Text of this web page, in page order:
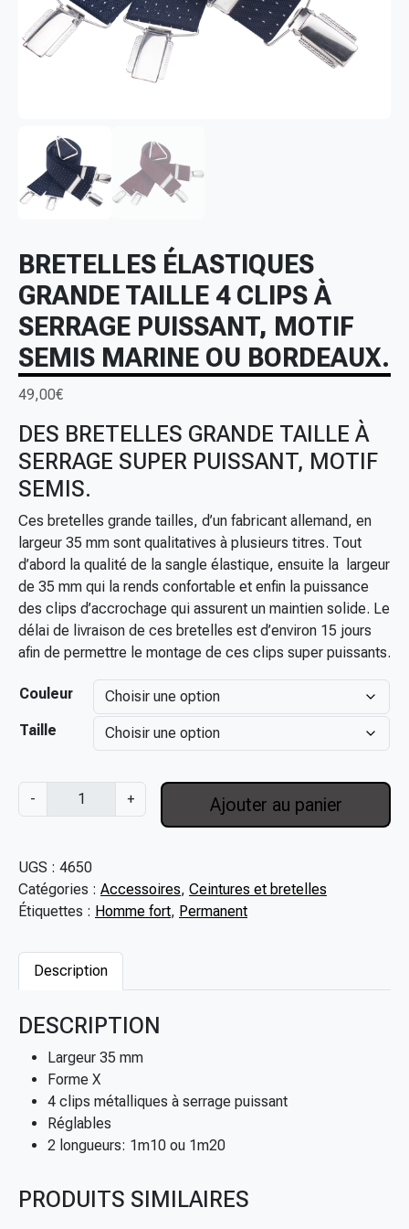
BRETELLES ÉLASTIQUES
GRANDE TAILLE 4 CLIPS À
SERRAGE PUISSANT, MOTIF
SEMIS MARINE OU BORDEAUX.
49,00€
DES BRETELLES GRANDE TAILLE À
SERRAGE SUPER PUISSANT, MOTIF
SEMIS.
Ces bretelles grande tailles, d’un fabricant allemand, en
largeur 35 mm sont qualitatives à plusieurs titres. Tout
d’abord la qualité de la sangle élastique, ensuite la largeur
de 35 mm qui la rends confortable et enfin la puissance
des clips d’accrochage qui assurent un maintien solide. Le
délai de livraison de ces bretelles est d’environ 15 jours
afin de permettre le montage de ces clips super puissants.
Couleur
Taille
-
u
n
t
i
e
r
s
é
+ Ajouter au panier
UGS : 4650
Catégories : Accessoires, Ceintures et bretelles
Étiquettes : Homme fort, Permanent
Description
DESCRIPTION
Largeur 35 mm
Forme X
4 clips métalliques à serrage puissant
Réglables
2 longueurs: 1m10 ou 1m20
PRODUITS SIMILAIRES